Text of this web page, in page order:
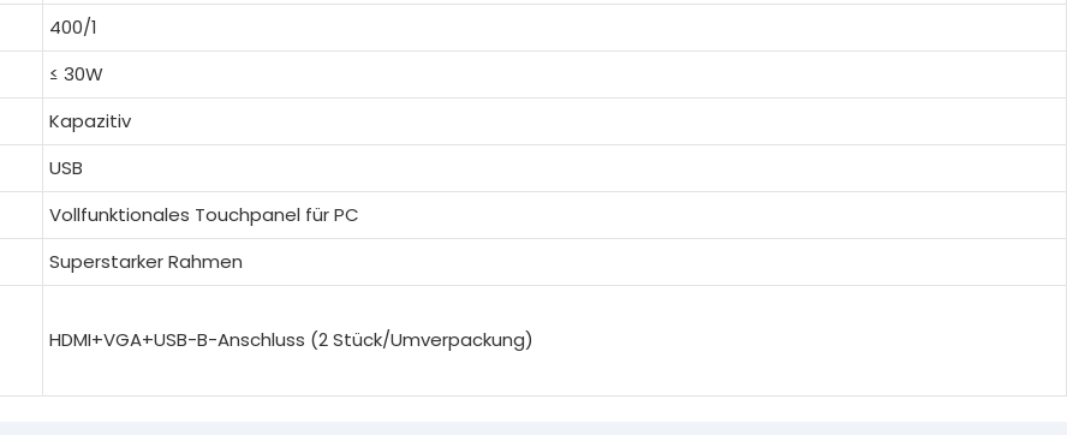
400/1
≤ 30W
Kapazitiv
USB
Vollfunktionales Touchpanel für PC
Superstarker Rahmen
HDMI+VGA+USB-B-Anschluss (2 Stück/Umverpackung)